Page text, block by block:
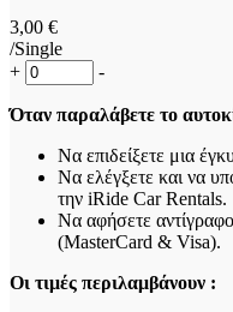
3,00 €
/Single
+
-
Όταν παραλάβετε το
Να επιδείξετε μια
Να ελέγξετε και να
την iRide Car Rentals.
Να αφήσετε
(MasterCard & Visa).
Οι τιμές περιλαμβάνουν :